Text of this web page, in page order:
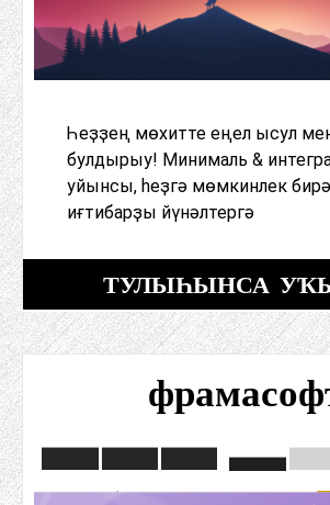
Һеҙҙең мөхитте еңел ысул
булдырыу! Минималь &
уйынсы, һеҙгә мөмкинлек
иғтибарҙы йүнәлтергә
ТУЛЫҺЫНСА